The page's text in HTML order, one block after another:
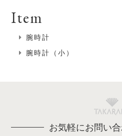
Item
腕時計
腕時計（小）
お気軽にお問い